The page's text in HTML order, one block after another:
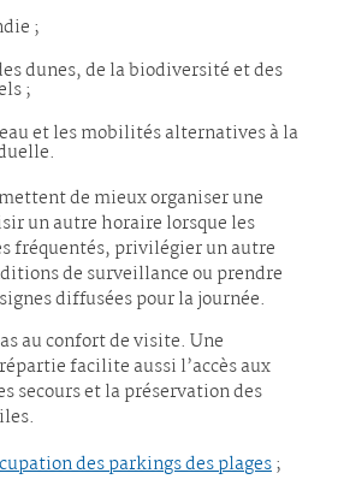
;
dunes, de la biodiversité et des
;
et les mobilités alternatives à la
de mieux organiser une
un autre horaire lorsque les
fréquentés, privilégier un autre
de surveillance ou prendre
diffusées pour la journée.
au confort de visite. Une
facilite aussi l’accès aux
secours et la préservation des
des parkings des plages;